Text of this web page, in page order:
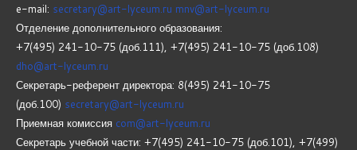
e-mail: secretary@art-lyceum.ru mnv@art-lyceum.ru
Отделение дополнительного образования:
+7(495) 241-10-75 (доб.111), +7(495) 241-10-75 (доб.108)
dho@art-lyceum.ru
Секретарь-референт директора: 8(495) 241-10-75
(доб.100) secretary@art-lyceum.ru
Приемная комиссия com@art-lyceum.ru
Секретарь учебной части: +7(495) 241-10-75 (доб.101), +7(499)